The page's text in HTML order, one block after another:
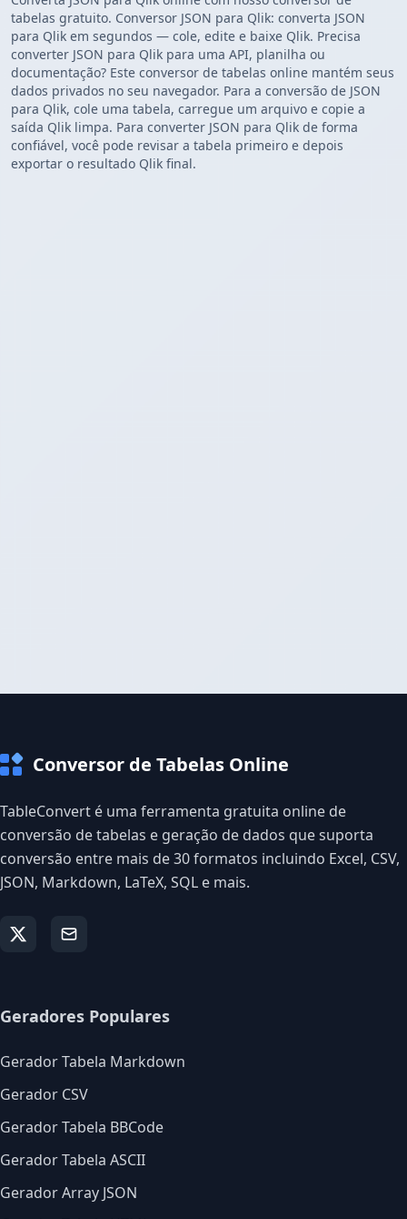
tabelas gratuito. Conversor JSON para Qlik: converta JSON
para Qlik em segundos — cole, edite e baixe Qlik. Precisa
converter JSON para Qlik para uma API, planilha ou
documentação? Este conversor de tabelas online mantém seus
dados privados no seu navegador. Para a conversão de JSON
para Qlik, cole uma tabela, carregue um arquivo e copie a
saída Qlik limpa. Para converter JSON para Qlik de forma
confiável, você pode revisar a tabela primeiro e depois
exportar o resultado Qlik final.
Conversor de Tabelas Online
TableConvert é uma ferramenta gratuita online de
conversão de tabelas e geração de dados que suporta
conversão entre mais de 30 formatos incluindo Excel, CSV,
JSON, Markdown, LaTeX, SQL e mais.
Geradores Populares
Gerador Tabela Markdown
Gerador CSV
Gerador Tabela BBCode
Gerador Tabela ASCII
Gerador Array JSON